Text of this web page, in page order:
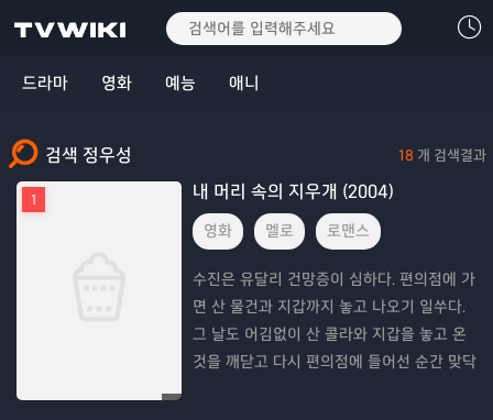
드라마 영화 예능 애니
검색 정우성 18 개 검색결과
1 내 머리 속의 지우개 (2004)
영화 멜로 로맨스
수진은 유달리 건망증이 심하다. 편의점에 가
면 산 물건과 지갑까지 놓고 나오기 일쑤다.
그 날도 어김없이 산 콜라와 지갑을 놓고 온
것을 깨닫고 다시 편의점에 들어선 순간 맞닥